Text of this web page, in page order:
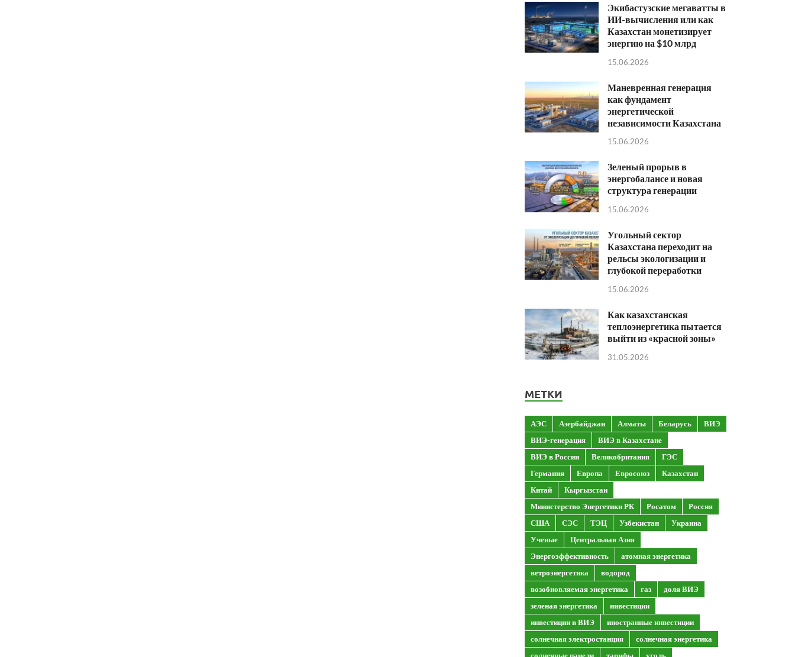
Экибастузские мегаватты в
ИИ-вычисления или как
Казахстан монетизирует
энергию на $10 млрд
15.06.2026
Маневренная генерация
как фундамент
энергетической
независимости Казахстана
15.06.2026
Зеленый прорыв в
энергобалансе и новая
структура генерации
15.06.2026
Угольный сектор
Казахстана переходит на
рельсы экологизации и
глубокой переработки
15.06.2026
Как казахстанская
теплоэнергетика пытается
выйти из «красной зоны»
31.05.2026
МЕТКИ
АЭС Азербайджан Алматы Беларусь
ВИЭ
ВИЭ-генерация
ВИЭ в Казахстане
ВИЭ в России
Великобритания
ГЭС
Германия
Европа Евросоюз
Казахстан
Китай
Кыргызстан
Министерство Энергетики РК
Росатом
Россия
США
СЭС ТЭЦ Узбекистан
Украина
Ученые
Центральная Азия
Энергоэффективность
атомная энергетика
ветроэнергетика
водород
возобновляемая энергетика
газ
доля ВИЭ
зеленая энергетика
инвестиции
инвестиции в ВИЭ
иностранные инвестиции
солнечная электростанция
солнечная энергетика
солнечные панели
тарифы уголь